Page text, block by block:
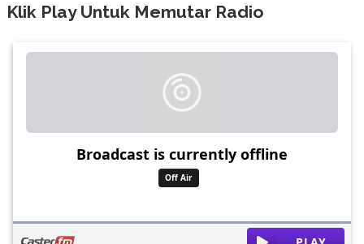
Klik Play Untuk Memutar Radio